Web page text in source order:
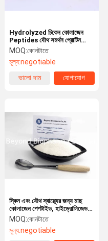
Hydrolyzed চিকেন কোলাজেন
Peptides যৌথ সমর্থন প্রোটিন
পাউডার উপলব্ধ
MOQ:কোনটাতে
মূল্য:negotiable
ভালো দাম
যোগাযোগ
স্কিন এবং যৌথ স্বাস্থ্যের জন্য মাছ
কোলাজেন পেপটাইড, হাইড্রোলিজেড
মাছ কোলাজেন টাইপ 1 এবং টাইপ 3
MOQ:কোনটাতে
মূল্য:negotiable